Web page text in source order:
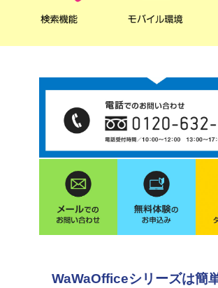
WaWaOfficeシリーズは簡